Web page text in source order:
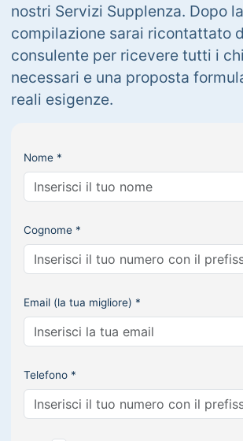
nostri Servizi Supplenza. Dopo la
compilazione sarai ricontattato
consulente per ricevere tutti i
necessari e una proposta
reali esigenze.
Nome *
Cognome *
Email (la tua migliore) *
Telefono *